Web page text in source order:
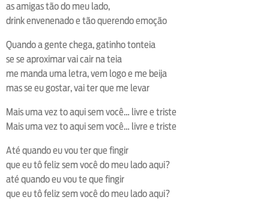
as amigas tão do meu lado,
drink envenenado e tão querendo emoção
Quando a gente chega, gatinho tonteia
se se aproximar vai cair na teia
me manda uma letra, vem logo e me beija
mas se eu gostar, vai ter que me levar
Mais uma vez to aqui sem você… livre e triste
Mais uma vez to aqui sem você… livre e triste
Até quando eu vou ter que fingir
que eu tô feliz sem você do meu lado aqui?
até quando eu vou te que fingir
que eu tô feliz sem você do meu lado aqui?